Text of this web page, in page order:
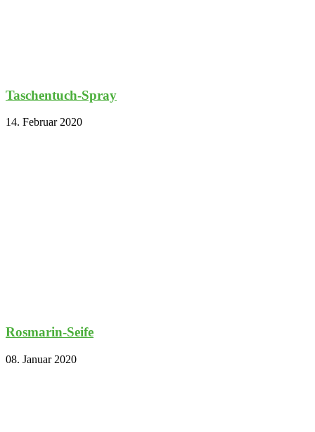
Taschentuch-Spray
14. Februar 2020
Rosmarin-Seife
08. Januar 2020